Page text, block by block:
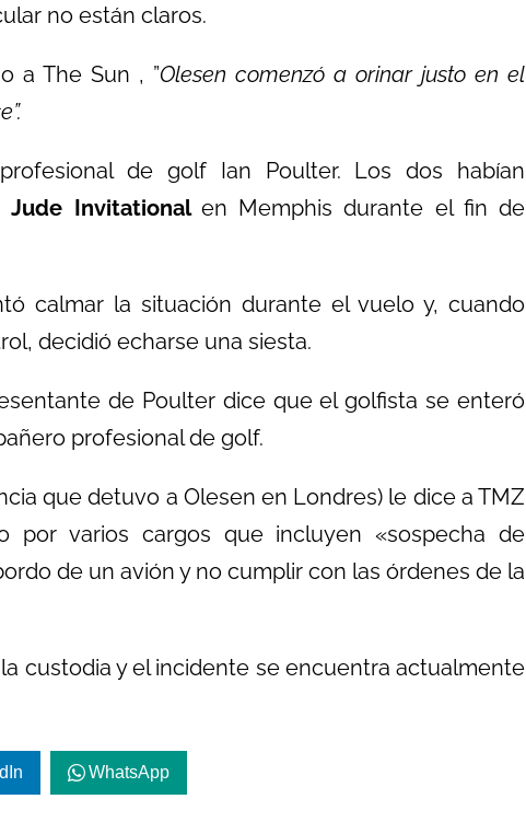
no están claros.
a The Sun , ”Olesen comenzó a orinar justo en el
de golf Ian Poulter. Los dos habían
Jude Invitational en Memphis durante el fin de
calmar la situación durante el vuelo y, cuando
decidió echarse una siesta.
de Poulter dice que el golfista se enteró
profesional de golf.
que detuvo a Olesen en Londres) le dice a TMZ
por varios cargos que incluyen «sospecha de
de un avión y no cumplir con las órdenes de la
custodia y el incidente se encuentra actualmente
WhatsApp